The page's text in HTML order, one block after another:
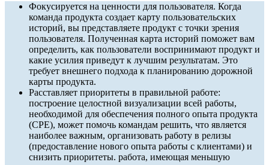
Фокусируется на ценности для пользователя. Когда
команда продукта создает карту пользовательских
историй, вы представляете продукт с точки зрения
пользователя. Полученная карта историй поможет вам
определить, как пользователи воспринимают продукт и
какие усилия приведут к лучшим результатам. Это
требует внешнего подхода к планированию дорожной
карты продукта.
Расставляет приоритеты в правильной работе:
построение целостной визуализации всей работы,
необходимой для обеспечения полного опыта продукта
(CPE), может помочь командам решить, что является
наиболее важным, организовать работу в релизы
(предоставление нового опыта работы с клиентами) и
снизить приоритеты. работа, имеющая меньшую